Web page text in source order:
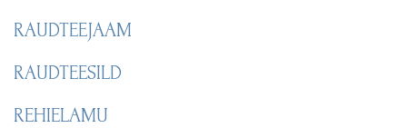
RAUDTEEJAAM
RAUDTEESILD
REHIELAMU